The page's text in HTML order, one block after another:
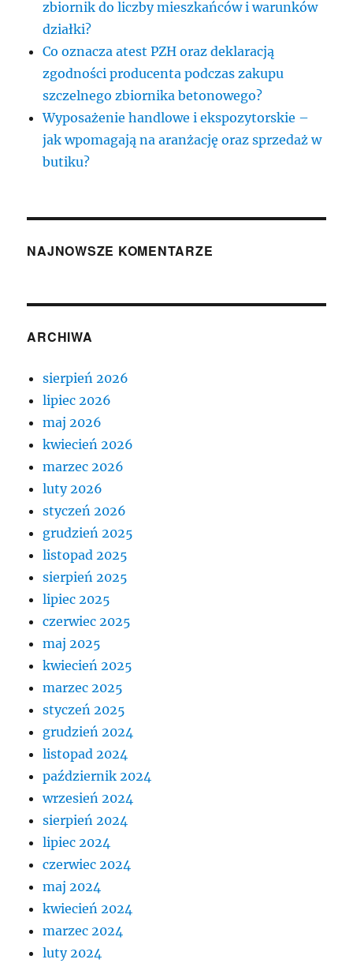
zbiornik do liczby mieszkańców i warunków
działki?
Co oznacza atest PZH oraz deklaracją
zgodności producenta podczas zakupu
szczelnego zbiornika betonowego?
Wyposażenie handlowe i ekspozytorskie –
jak wpomagają na aranżację oraz sprzedaż w
butiku?
NAJNOWSZE KOMENTARZE
ARCHIWA
sierpień 2026
lipiec 2026
maj 2026
kwiecień 2026
marzec 2026
luty 2026
styczeń 2026
grudzień 2025
listopad 2025
sierpień 2025
lipiec 2025
czerwiec 2025
maj 2025
kwiecień 2025
marzec 2025
styczeń 2025
grudzień 2024
listopad 2024
październik 2024
wrzesień 2024
sierpień 2024
lipiec 2024
czerwiec 2024
maj 2024
kwiecień 2024
marzec 2024
luty 2024